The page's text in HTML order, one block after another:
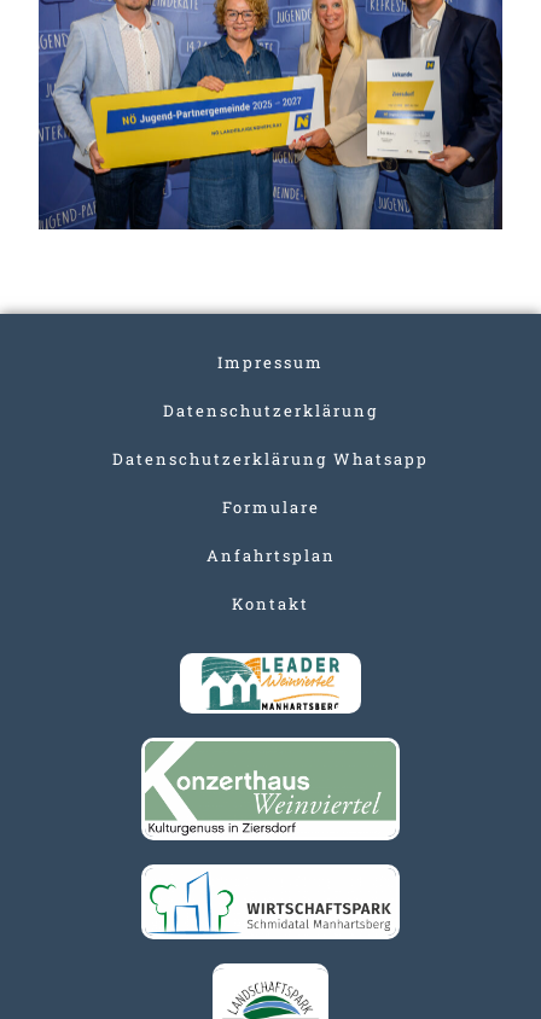
Impressum
Datenschutzerklärung
Datenschutzerklärung Whatsapp
Formulare
Anfahrtsplan
Kontakt